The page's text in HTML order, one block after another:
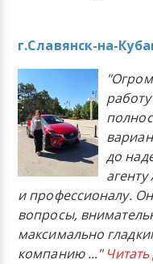
г.Славянск-на-
до
и профессионалу.
вопросы,
максимально
компанию..."